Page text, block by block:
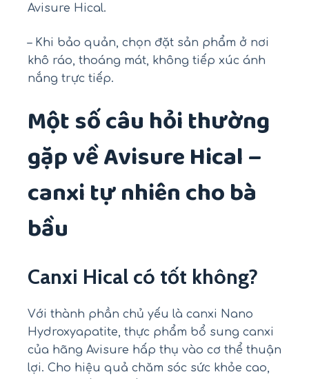
Avisure Hical.
– Khi bảo quản, chọn đặt sản phẩm ở nơi
khô ráo, thoáng mát, không tiếp xúc ánh
nắng trực tiếp.
Một số câu hỏi thường
gặp về Avisure Hical –
canxi tự nhiên cho bà
bầu
Canxi Hical có tốt không?
Với thành phần chủ yếu là canxi Nano
Hydroxyapatite, thực phẩm bổ sung canxi
của hãng Avisure hấp thụ vào cơ thể thuận
lợi. Cho hiệu quả chăm sóc sức khỏe cao,